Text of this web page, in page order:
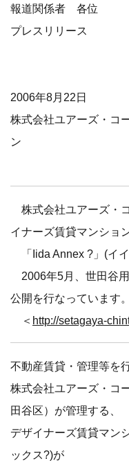
報道関係者 各位
プレスリリース
2006年8月22日
株式会社ユアーズ・コ
株式会社ユアーズ・
イナーズ賃貸マンショ
「Iida Annex ?」(イ
2006年5月、世田谷
公開を行なっています。
＜ http://setagaya-
不動産賃貸・管理等を
株式会社ユアーズ・コ
田谷区）が管理する、
デザイナーズ賃貸マン
ックス?)が